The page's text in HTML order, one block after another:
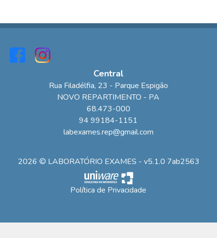
Central
Rua Filadélfia, 23 - Parque Espigão
NOVO REPARTIMENTO - PA
68.473-000
94 99184-1151
labexames.rep@gmail.com
2026 © LABORATÓRIO EXAMES - v5.1.0 7ab2563
Política de Privacidade